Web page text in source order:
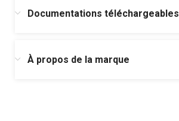
Documentations téléchargeables
À propos de la marque